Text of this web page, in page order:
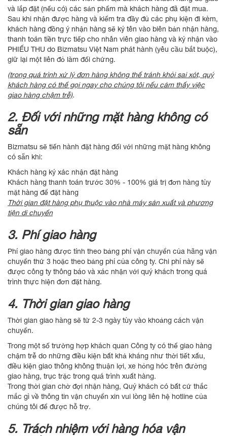
và lắp đặt (nếu có) các sản phẩm mà khách hàng đã đặt mua.
Sau khi nhận được hàng và kiểm tra đầy đủ các phụ kiện đi kèm,
khách hàng đồng ý nhận hàng sẽ ký tên vào biên bản nhận hàng,
thanh toán tiền trực tiếp cho nhân viên giao hàng và ký nhận vào
PHIẾU THU do Bizmatsu Việt Nam phát hành (yêu cầu bắt buộc),
giữ lại một liên đỏ làm đối chứng.
(trong quá trình xử lý đơn hàng không thể tránh khỏi sai xót, quý
khách hàng có thể gọi ngay cho chúng tôi nếu cảm thấy việc
giao hàng chậm trễ).
2. Đối với những mặt hàng không có
sẵn
Bizmatsu sẽ tiến hành đặt hàng đối với những mặt hàng không
có sẵn khi:
Khách hàng ký xác nhận đặt hàng
Khách hàng thanh toán trước 30% - 100% giá trị đơn hàng tùy
mặt hàng để đặt hàng
Thời gian đặt hàng phụ thuộc vào nhà máy sản xuất và phương
tiện di chuyển
3. Phí giao hàng
Phí giao hàng được tính theo bảng phí vận chuyển của hãng vận
chuyển thứ 3 hoặc theo bảng phí của công ty. Chi phí này sẽ
được công ty thông báo và xác nhận với quý khách trong quá
trình thực hiện đơn đặt hàng.
4. Thời gian giao hàng
Thời gian giao hàng sẽ từ 2-3 ngày tùy vào khoảng cách vận
chuyển.
Trong một số trường hợp khách quan Công ty có thể giao hàng
chậm trễ do những điều kiện bất khả kháng như thời tiết xấu,
điều kiện giao thông không thuận lợi, xe hỏng hóc trên đường
giao hàng, trục trặc trong quá trình xuất hàng.
Trong thời gian chờ đợi nhận hàng, Quý khách có bất cứ thắc
mắc gì về thông tin vận chuyển xin vui lòng liên hệ hotline của
chúng tôi để được hỗ trợ.
5. Trách nhiệm với hàng hóa vận